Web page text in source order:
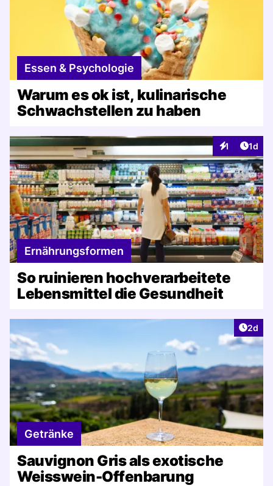
Essen & Psychologie
Warum es ok ist, kulinarische
Schwachstellen zu haben
1
Interaktionen
1d
Ernährungsformen
So ruinieren hochverarbeitete
Lebensmittel die Gesundheit
2d
Getränke
Sauvignon Gris als exotische
Weisswein-Offenbarung